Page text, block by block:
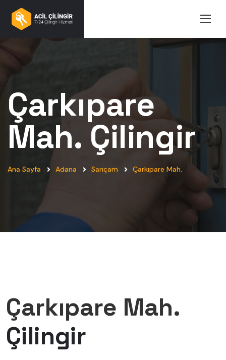
Çarkıpare
Mah. Çilingir
Ana Sayfa Adana Sarıçam Çarkıpare Mah.
Çarkıpare Mah.
Çilingir